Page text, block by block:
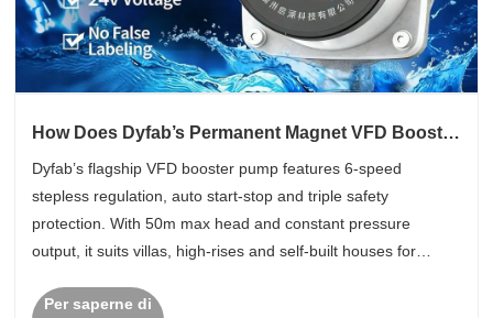
How Does Dyfab’s Permanent Magnet VFD Booster
Issues?
Dyfab’s flagship VFD booster pump features 6-speed
stepless regulation, auto start-stop and triple safety
protection. With 50m max head and constant pressure
output, it suits villas, high-rises and self-built houses for
Per saperne di